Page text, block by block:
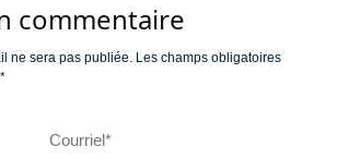
commentaire
ne sera pas publiée. Les champs obligatoires
*